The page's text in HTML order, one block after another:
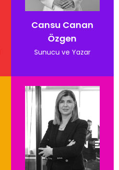
Cansu Canan
Özgen
Sunucu ve Yazar